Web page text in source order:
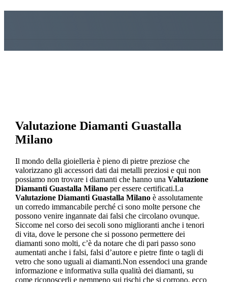
Valutazione Diamanti Guastalla
Milano
Il mondo della gioielleria è pieno di pietre preziose che
valorizzano gli accessori dati dai metalli preziosi e qui non
possiamo non trovare i diamanti che hanno una Valutazione
Diamanti Guastalla Milanoper essere certificati.La
Valutazione Diamanti Guastalla Milanoè assolutamente
un corredo immancabile perché ci sono molte persone che
possono venire ingannate dai falsi che circolano ovunque.
Siccome nel corso dei secoli sono miglioranti anche i tenori
di vita, dove le persone che si possono permettere dei
diamanti sono molti, c’è da notare che di pari passo sono
aumentati anche i falsi, falsi d’autore e pietre finte o tagli di
vetro che sono uguali ai diamanti.Non essendoci una grande
informazione e informativa sulla qualità dei diamanti, su
come riconoscerli e nemmeno sui rischi che si corrono, ecco